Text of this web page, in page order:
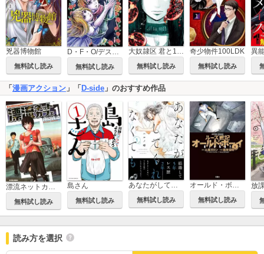
兇器博物館
無料試し読み 無料試し読み
大奴隷区 君と1億3千万の奴隷
無料試し読み
奇少物件100LDK
無料試し読み
異
「漫画アクション 」「D-side 」のおすすめ作品
無料試し読み
島さん
無料試し読み
あなたがしてくれなくても
無料試し読み
オールド・ボーイ
無料試し読み
読み方を選択